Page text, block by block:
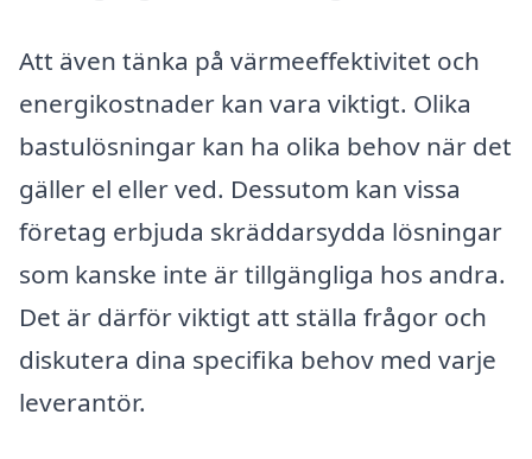
Att även tänka på värmeeffektivitet och
energikostnader kan vara viktigt. Olika
bastulösningar kan ha olika behov när det
gäller el eller ved. Dessutom kan vissa
företag erbjuda skräddarsydda lösningar
som kanske inte är tillgängliga hos andra.
Det är därför viktigt att ställa frågor och
diskutera dina specifika behov med varje
leverantör.